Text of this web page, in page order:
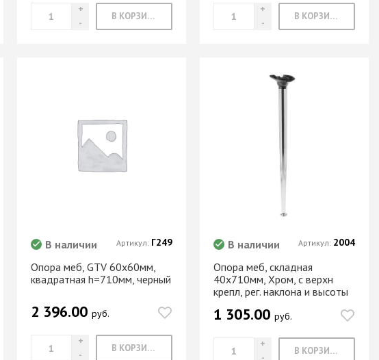
В КОРЗИНУ В КОРЗИНУ
Опора меб, GTV 60х60мм,
квадратная h=710мм, черный
В наличии
2 396.00руб.
В КОРЗИНУ
Артикул: Г249
Опора меб, складная
40х710мм, Хром, с верхн
крепл, рег. наклона и высоты
В наличии
1 305.00руб.
В КОРЗИНУ
Артикул: 2004